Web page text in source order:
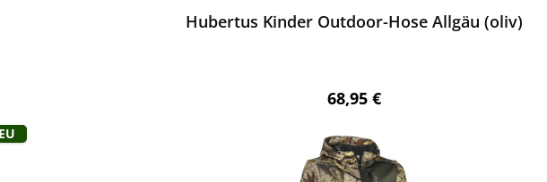
Hubertus Kinder Outdoor-Hose Allgäu (oliv)
Regulärer Preis:
68,95 €